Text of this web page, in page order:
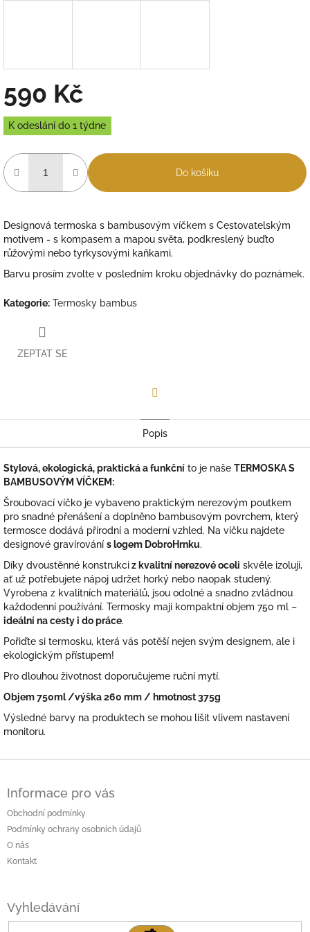
590 Kč
Měrná
cena:
K odeslání do 1 týdne
Do košíku
Designová termoska s bambusovým víčkem s Cestovatelským
motivem - s kompasem a mapou světa, podkreslený buďto
růžovými nebo tyrkysovými kaňkami.
Barvu prosím zvolte v posledním kroku objednávky do poznámek.
Kategorie: Termosky bambus
ZEPTAT SE
Popis
Stylová, ekologická, praktická a funkční to je naše TERMOSKA S
BAMBUSOVÝM VÍČKEM:
Šroubovací víčko je vybaveno praktickým nerezovým poutkem
pro snadné přenášení a doplněno bambusovým povrchem, který
termosce dodává přírodní a moderní vzhled. Na víčku najdete
designové gravírování s logem DobroHrnku.
Díky dvoustěnné konstrukciz kvalitní nerezové oceli skvěle izolují,
ať už potřebujete nápoj udržet horký nebo naopak studený.
Vyrobena z kvalitních materiálů, jsou odolné a snadno zvládnou
každodenní používání. Termosky mají kompaktní objem 750 ml –
ideální na cesty i do práce.
Pořiďte si termosku, která vás potěší nejen svým designem, ale i
ekologickým přístupem!
Pro dlouhou životnost doporučujeme ruční mytí.
Objem 750ml /výška 260 mm / hmotnost 375g
Výsledné barvy na produktech se mohou lišit vlivem nastavení
monitoru.
Informace pro vás
Obchodní podmínky
Podmínky ochrany osobních údajů
O nás
Kontakt
Vyhledávání